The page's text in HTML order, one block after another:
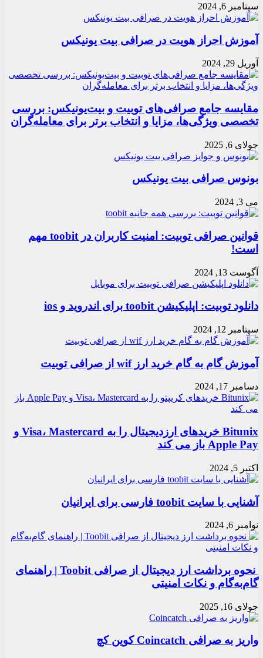
سپتامبر 6, 2024
آموزش احراز هویت در صرافی بیت یونیکس
آوریل 29, 2024
مقایسه جامع صرافی‌های توبیت و بیت‌یونیکس: بررسی
تخصصی ویژگی‌ها، مزایا و انتخاب برتر برای معامله‌گران
جولای 6, 2025
بونوس صرافی بیت یونیکس
می 3, 2024
قوانین صرافی توبیت: امنیت کاربران در toobit مهم
است!
آگوست 13, 2024
دانلود توبیت: اپلیکیشن toobit برای اندروید و ios
سپتامبر 12, 2024
آموزش گام به گام خرید ارز wif از صرافی توبیت
دسامبر 17, 2024
Bitunix خریدهای ارزدیجیتال را به Visa، Mastercard و
Apple Pay باز می کند
اکتبر 5, 2024
آشنایی با سایت toobit فارسی برای ایرانیان
نوامبر 6, 2024
نحوه برداشت ارز دیجیتال از صرافی Toobit | راهنمای
گام‌به‌گام و نکات امنیتی
جولای 16, 2025
واریز به صرافی Coincatch کوین کچ